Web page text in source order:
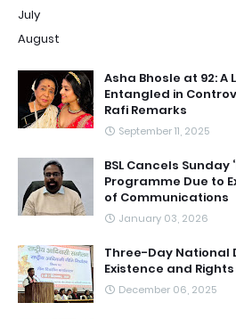
July
August
Asha Bhosle at 92: A
Entangled in
Rafi Remarks
September 11, 2025
BSL Cancels Sunday
Programme Due to
of Communications
January 03, 2026
Three-Day National
Existence and
December 06, 2025